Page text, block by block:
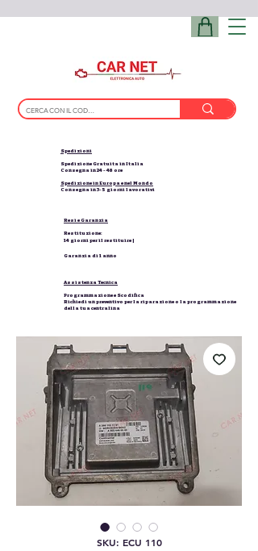
Spedizioni
Spedizione Gratuita in Italia
Consegna in 24 - 48 ore
Spedizione in Europa e nel Mondo
Consegna in 3-5 giorni lavorativi
Resi e Garanzia
Restituzione:
14 giorni per il restituire |
Garanzia di 1 anno
Assistenza Tecnica
Programmazione e Scodifica
Richiedi un preventivo per la riparazione o la programmazione
della tua centralina
SKU: ECU 110